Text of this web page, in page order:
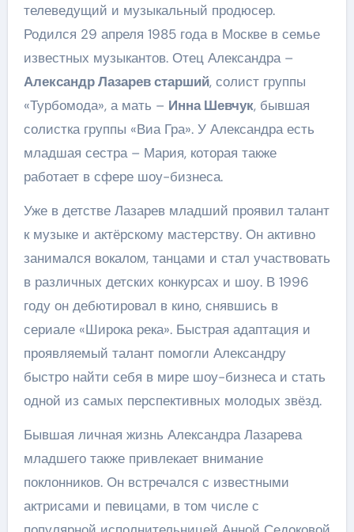
телеведущий и музыкальный продюсер.
Родился 29 апреля 1985 года в Москве в семье
известных музыкантов. Отец Александра –
Александр Лазарев старший, солист группы
«Турбомода», а мать – Инна Шевчук, бывшая
солистка группы «Виа Гра». У Александра есть
младшая сестра – Мария, которая также
работает в сфере шоу-бизнеса.
Уже в детстве Лазарев младший проявил талант
к музыке и актёрскому мастерству. Он активно
занимался вокалом, танцами и стал участвовать
в различных детских конкурсах и шоу. В 1996
году он дебютировал в кино, снявшись в
сериале «Широка река». Быстрая адаптация и
проявляемый талант помогли Александру
быстро найти себя в мире шоу-бизнеса и стать
одной из самых перспективных молодых звёзд.
Бывшая личная жизнь Александра Лазарева
младшего также привлекает внимание
поклонников. Он встречался с известными
актрисами и певицами, в том числе с